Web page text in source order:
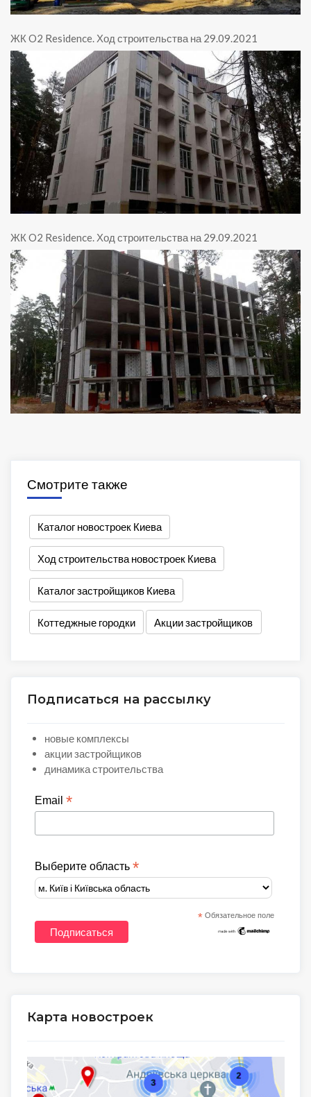
ЖК O2 Residence Ход строительства на 29.09.2021
ЖК O2 Residence. Ход строительства на 29.09.2021
Смотрите также
Каталог новостроек Киева
Ход строительства новостроек Киева
Каталог застройщиков Киева
Коттеджные городки Акции застройщиков
Подписаться на рассылку
новые комплексы
акции застройщиков
динамика строительства
Email *
Выберите область *
* Обязательное поле
Карта новостроек